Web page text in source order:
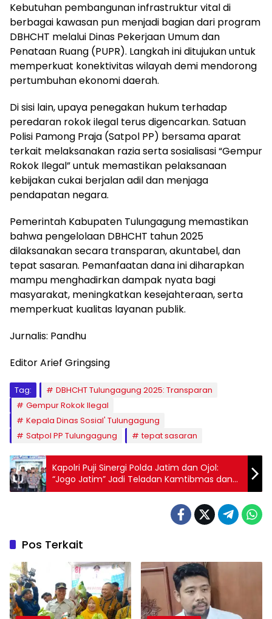
Kebutuhan pembangunan infrastruktur vital di
berbagai kawasan pun menjadi bagian dari program
DBHCHT melalui Dinas Pekerjaan Umum dan
Penataan Ruang (PUPR). Langkah ini ditujukan untuk
memperkuat konektivitas wilayah demi mendorong
pertumbuhan ekonomi daerah.
Di sisi lain, upaya penegakan hukum terhadap
peredaran rokok ilegal terus digencarkan. Satuan
Polisi Pamong Praja (Satpol PP) bersama aparat
terkait melaksanakan razia serta sosialisasi “Gempur
Rokok Ilegal” untuk memastikan pelaksanaan
kebijakan cukai berjalan adil dan menjaga
pendapatan negara.
Pemerintah Kabupaten Tulungagung memastikan
bahwa pengelolaan DBHCHT tahun 2025
dilaksanakan secara transparan, akuntabel, dan
tepat sasaran. Pemanfaatan dana ini diharapkan
mampu menghadirkan dampak nyata bagi
masyarakat, meningkatkan kesejahteraan, serta
memperkuat kualitas layanan publik.
Jurnalis: Pandhu
Editor Arief Gringsing
Tag:
DBHCHT Tulungagung 2025: Transparan
Gempur Rokok Ilegal
Kepala Dinas Sosial' Tulungagung
Satpol PP Tulungagung
tepat sasaran
Kapolri Puji Sinergi Polda Jatim dan Ojol:
“Jogo Jatim” Jadi Teladan Kamtibmas dan
Penggerak Ekonomi Rakyat
Pos Terkait